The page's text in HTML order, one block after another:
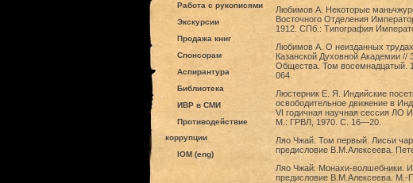
Работа с рукописями
Экскурсии
Продажа книг
Спонсорам
Аспирантура
Библиотека
ИВР в СМИ
Противодействие
коррупции
IOM (eng)
Любимов А. Некоторые
Восточного Отделения
1912. СПб.: Типография
Любимов А. О неизданных
Казанской Духовной Академии //
Общества. Том восемнадцатый.
064.
Люстерник Е. Я. Индийские
освободительное движение в
VI годичная научная сессия ЛО
М.: ГРВЛ, 1970. C. 16—20.
Ляо Чжай. Том первый. Лисьи
предисловие В.М.Алексеева.
Ляо Чжай. Монахи-волшебники.
предисловие В.М.Алексеева. М.-